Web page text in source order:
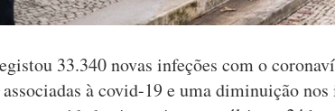
33.340 novas infeções com o
à covid-19 e uma diminuição